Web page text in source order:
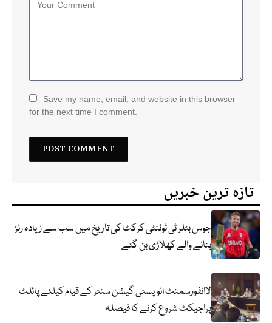
Save my name, email, and website in this browser
for the next time I comment.
تازہ ترین خبریں
جوس بٹلر ٹی ٹوئنٹی کرکٹ کی تاریخ میں سب سے زیادہ رنز
بنانے والے کھلاڑی بن گئے
لاانفورسمنٹ انویسٹی گیشن سنٹر کے قیام کیلئے پائلٹ
پراجیکٹ شروع کرنے کا فیصلہ